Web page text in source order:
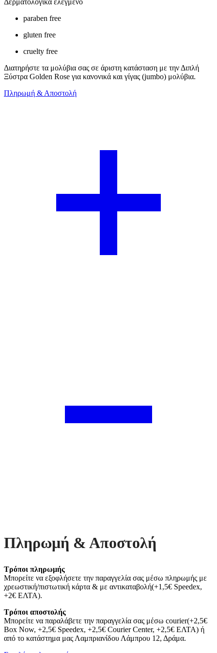
paraben free
gluten free
cruelty free
Διατηρήστε τα μολύβια σας σε άριστη κατάσταση με την Διπλή
Ξύστρα Golden Rose για κανονικά και γίγας (jumbo) μολύβια.
Πληρωμή & Αποστολή
Πληρωμή & Αποστολή
Τρόποι πληρωμής
Μπορείτε να εξοφλήσετε την παραγγελία σας μέσω πληρωμής με
χρεωστική/πιστωτική κάρτα & με αντικαταβολή(+1,5€ Speedex,
+2€ ΕΛΤΑ).
Τρόποι αποστολής
Μπορείτε να παραλάβετε την παραγγελία σας μέσω courier(+2,5€
Box Now, +2,5€ Speedex, +2,5€ Courier Center, +2,5€ ΕΛΤΑ) ή
από το κατάστημα μας Λαμπριανίδου Λάμπρου 12, Δράμα.